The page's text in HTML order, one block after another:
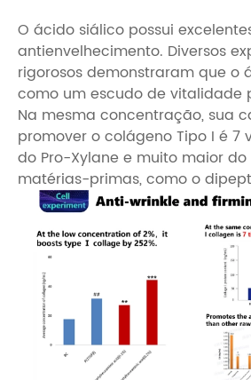
O ácido siálico possui
antienvelhecimento. Diversos
rigorosos demonstraram que o
como um escudo de vitalidade
Na mesma concentração, sua
promover o colágeno Tipo I é 7
do Pro-Xylane e muito maior
matérias-primas, como o